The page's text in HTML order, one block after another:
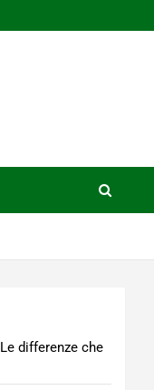
differenze che